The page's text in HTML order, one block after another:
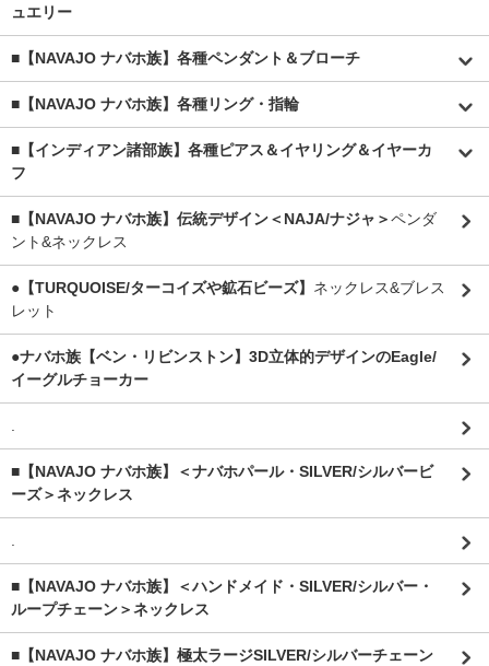
ュエリー
■【NAVAJO ナバホ族】各種ペンダント＆ブローチ
■【NAVAJO ナバホ族】各種リング・指輪
■【インディアン諸部族】各種ピアス＆イヤリング＆イヤーカ
フ
■【NAVAJO ナバホ族】伝統デザイン＜NAJA/ナジャ＞ペンダ
ント&ネックレス
●【TURQUOISE/ターコイズや鉱石ビーズ】 ネックレス&ブレス
レット
●ナバホ族【ベン・リビンストン】3D立体的デザインのEagle/
イーグルチョーカー
.
■【NAVAJO ナバホ族】＜ナバホパール・SILVER/シルバービ
ーズ＞ネックレス
.
■【NAVAJO ナバホ族】＜ハンドメイド・SILVER/シルバー・
ループチェーン＞ネックレス
■【NAVAJO ナバホ族】極太ラージSILVER/シルバーチェーン